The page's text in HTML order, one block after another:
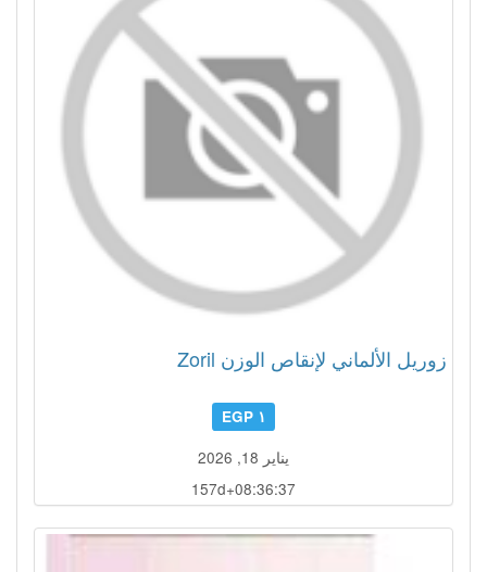
زوريل الألماني لإنقاص الوزن Zoril
١ EGP
يناير 18, 2026
157d+08:36:36